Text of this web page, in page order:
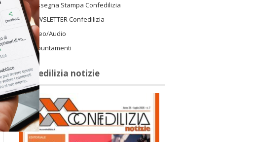
Rassegna Stampa Confedilizia
NEWSLETTER Confedilizia
Video/Audio
Appuntamenti
〉 Confedilizia notizie